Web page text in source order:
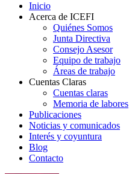
Inicio
Acerca de ICEFI
Quiénes Somos
Junta Directiva
Consejo Asesor
Equipo de trabajo
Áreas de trabajo
Cuentas Claras
Cuentas claras
Memoria de labores
Publicaciones
Noticias y comunicados
Interés y coyuntura
Blog
Contacto